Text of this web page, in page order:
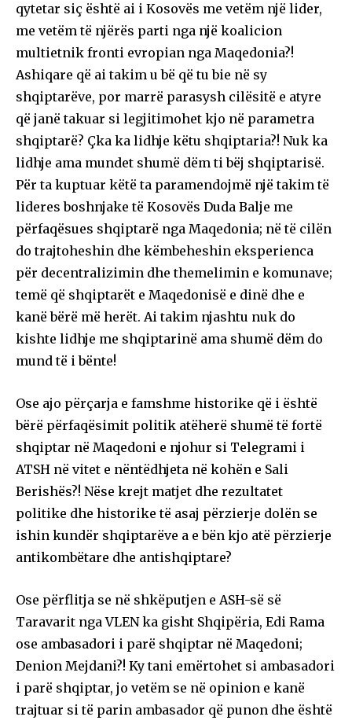
qytetar siç është ai i Kosovës me vetëm një lider,
me vetëm të njërës parti nga një koalicion
multietnik fronti evropian nga Maqedonia?!
Ashiqare që ai takim u bë që tu bie në sy
shqiptarëve, por marrë parasysh cilësitë e atyre
që janë takuar si legjitimohet kjo në parametra
shqiptarë? Çka ka lidhje këtu shqiptaria?! Nuk ka
lidhje ama mundet shumë dëm ti bëj shqiptarisë.
Për ta kuptuar këtë ta paramendojmë një takim të
lideres boshnjake të Kosovës Duda Balje me
përfaqësues shqiptarë nga Maqedonia; në të cilën
do trajtoheshin dhe këmbeheshin eksperienca
për decentralizimin dhe themelimin e komunave;
temë që shqiptarët e Maqedonisë e dinë dhe e
kanë bërë më herët. Ai takim njashtu nuk do
kishte lidhje me shqiptarinë ama shumë dëm do
mund të i bënte!
Ose ajo përçarja e famshme historike që i është
bërë përfaqësimit politik atëherë shumë të fortë
shqiptar në Maqedoni e njohur si Telegrami i
ATSH në vitet e nëntëdhjeta në kohën e Sali
Berishës?! Nëse krejt matjet dhe rezultatet
politike dhe historike të asaj përzierje dolën se
ishin kundër shqiptarëve a e bën kjo atë përzierje
antikombëtare dhe antishqiptare?
Ose përflitja se në shkëputjen e ASH-së së
Taravarit nga VLEN ka gisht Shqipëria, Edi Rama
ose ambasadori i parë shqiptar në Maqedoni;
Denion Mejdani?! Ky tani emërtohet si ambasadori
i parë shqiptar, jo vetëm se në opinion e kanë
trajtuar si të parin ambasador që punon dhe është